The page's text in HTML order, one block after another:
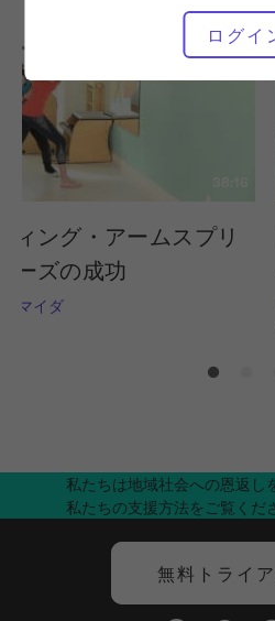
ログイ
ィング・アームスプリ
ーズの成功
マイダ
私たちは地域社会への恩返し
私たちの支援方法をご覧くだ
無料トライ